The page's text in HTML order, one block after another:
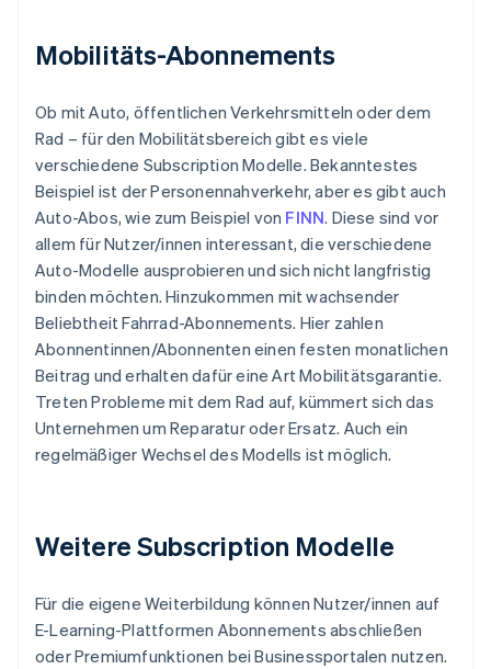
Mobilitäts-Abonnements
Ob mit Auto, öffentlichen Verkehrsmitteln oder dem
Rad – für den Mobilitätsbereich gibt es viele
verschiedene Subscription Modelle. Bekanntestes
Beispiel ist der Personennahverkehr, aber es gibt auch
Auto-Abos, wie zum Beispiel von FINN. Diese sind vor
allem für Nutzer/innen interessant, die verschiedene
Auto-Modelle ausprobieren und sich nicht langfristig
binden möchten. Hinzukommen mit wachsender
Beliebtheit Fahrrad-Abonnements. Hier zahlen
Abonnentinnen/Abonnenten einen festen monatlichen
Beitrag und erhalten dafür eine Art Mobilitätsgarantie.
Treten Probleme mit dem Rad auf, kümmert sich das
Unternehmen um Reparatur oder Ersatz. Auch ein
regelmäßiger Wechsel des Modells ist möglich.
Weitere Subscription Modelle
Für die eigene Weiterbildung können Nutzer/innen auf
E-Learning-Plattformen Abonnements abschließen
oder Premiumfunktionen bei Businessportalen nutzen.